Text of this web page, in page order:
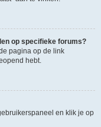
op specifieke forums?
pagina op de link
hebt.
en klik je op